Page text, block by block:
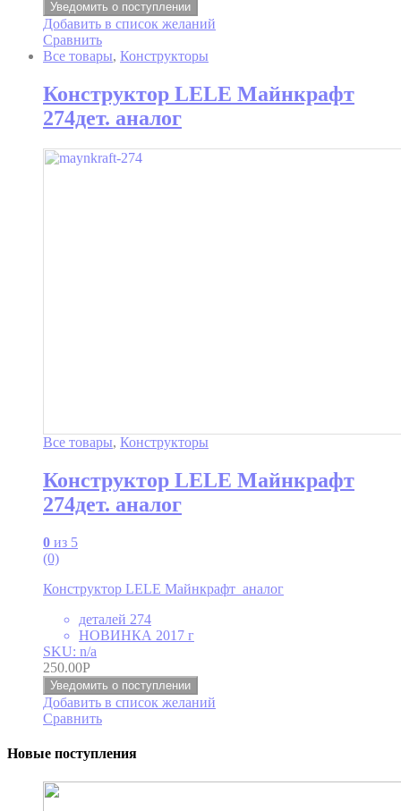
Уведомить о поступлении
Добавить в список желаний
Сравнить
Все товары, Конструкторы
Конструктор LELE Майнкрафт
274дет. аналог
Все товары, Конструкторы
Конструктор LELE Майнкрафт
274дет. аналог
0 из 5
(0)
Конструктор LELE Майнкрафт аналог
деталей 274
НОВИНКА 2017 г
SKU: n/a
250.00Р
Уведомить о поступлении
Добавить в список желаний
Сравнить
Новые поступления